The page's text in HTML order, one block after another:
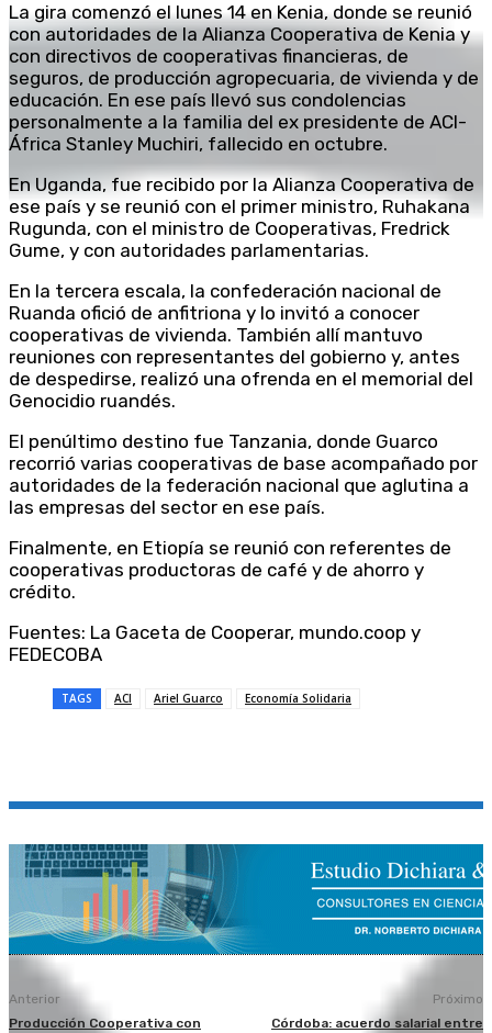
La gira comenzó el lunes 14 en Kenia, donde se reunió
con autoridades de la Alianza Cooperativa de Kenia y
con directivos de cooperativas financieras, de
seguros, de producción agropecuaria, de vivienda y de
educación. En ese país llevó sus condolencias
personalmente a la familia del ex presidente de ACI-
África Stanley Muchiri, fallecido en octubre.
En Uganda, fue recibido por la Alianza Cooperativa de
ese país y se reunió con el primer ministro, Ruhakana
Rugunda, con el ministro de Cooperativas, Fredrick
Gume, y con autoridades parlamentarias.
En la tercera escala, la confederación nacional de
Ruanda ofició de anfitriona y lo invitó a conocer
cooperativas de vivienda. También allí mantuvo
reuniones con representantes del gobierno y, antes
de despedirse, realizó una ofrenda en el memorial del
Genocidio ruandés.
El penúltimo destino fue Tanzania, donde Guarco
recorrió varias cooperativas de base acompañado por
autoridades de la federación nacional que aglutina a
las empresas del sector en ese país.
Finalmente, en Etiopía se reunió con referentes de
cooperativas productoras de café y de ahorro y
crédito.
Fuentes: La Gaceta de Cooperar, mundo.coop y
FEDECOBA
TAGS ACI Ariel Guarco Economía Solidaria
Anterior
Producción Cooperativa con
Próximo
Córdoba: acuerdo salarial entre